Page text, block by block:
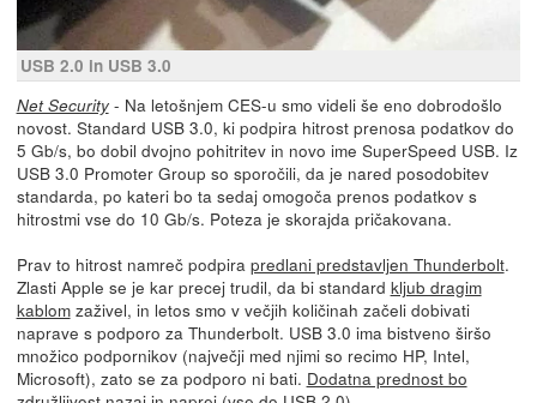
USB 2.0 in USB 3.0
Net Security- Na letošnjem CES-u smo videli še eno dobrodošlo
novost. Standard USB 3.0, ki podpira hitrost prenosa podatkov do
5 Gb/s, bo dobil dvojno pohitritev in novo ime SuperSpeed USB. Iz
USB 3.0 Promoter Group so sporočili, da je nared posodobitev
standarda, po kateri bo ta sedaj omogoča prenos podatkov s
hitrostmi vse do 10 Gb/s. Poteza je skorajda pričakovana.
Prav to hitrost namreč podpira predlani predstavljen Thunderbolt.
Zlasti Apple se je kar precej trudil, da bi standard kljub dragim
kablomzaživel, in letos smo v večjih količinah začeli dobivati
naprave s podporo za Thunderbolt. USB 3.0 ima bistveno širšo
množico podpornikov (največji med njimi so recimo HP, Intel,
Microsoft), zato se za podporo ni bati. Dodatna prednost bo